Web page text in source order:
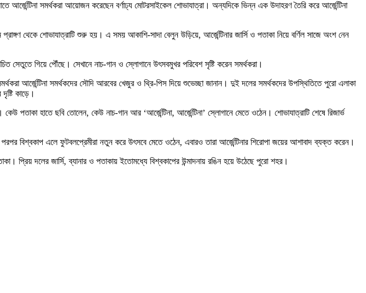
আর্জেন্টিনা সমর্থকরা আয়োজন করেছেন বর্ণাঢ্য মোটরসাইকেল শোভাযাত্রা। অন্যদিকে ভিন্ন এক উদাহরণ তৈরি করে আর্জেন্টিনা
থেকে শোভাযাত্রাটি শুরু হয়। এ সময় আকাশি-সাদা বেলুন উড়িয়ে, আর্জেন্টিনার জার্সি ও পতাকা নিয়ে বর্ণিল সাজে অংশ নেন
সেতুতে গিয়ে পৌঁছে। সেখানে নাচ-গান ও স্লোগানে উৎসবমুখর পরিবেশ সৃষ্টি করেন সমর্থকরা।
আর্জেন্টিনা সমর্থকদের সৌদি আরবের খেজুর ও থ্রি-পিস দিয়ে শুভেচ্ছা জানান। দুই দলের সমর্থকদের উপস্থিতিতে পুরো এলাকা
কাড়ে।
পতাকা হাতে ছবি তোলেন, কেউ নাচ-গান আর ‘আর্জেন্টিনা, আর্জেন্টিনা’ স্লোগানে মেতে ওঠেন। শোভাযাত্রাটি শেষে রিজার্ভ
বিশ্বকাপ এলে ফুটবলপ্রেমীরা নতুন করে উৎসবে মেতে ওঠেন, এবারও তারা আর্জেন্টিনার শিরোপা জয়ের আশাবাদ ব্যক্ত করেন।
প্রিয় দলের জার্সি, ব্যানার ও পতাকায় ইতোমধ্যে বিশ্বকাপের উন্মাদনায় রঙিন হয়ে উঠেছে পুরো শহর।